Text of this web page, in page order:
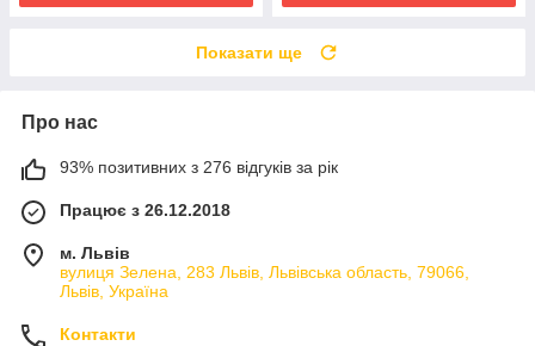
Показати ще
Про нас
93% позитивних з 276 відгуків за рік
Працює з 26.12.2018
м. Львів
вулиця Зелена, 283 Львів, Львівська область, 79066,
Львів, Україна
Контакти